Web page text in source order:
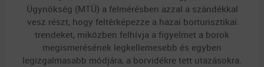
Ügynökség (MTÜ) a felmérésben azzal a szándékkal
vesz részt, hogy feltérképezze a hazai borturisztikai
trendeket, miközben felhívja a figyelmet a borok
megismerésének legkellemesebb és egyben
legizgalmasabb módjára, a borvidékre tett utazásokra.